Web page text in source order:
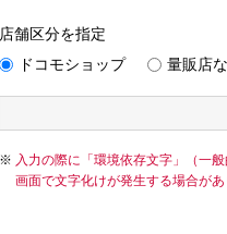
店舗区分を指定
ドコモショップ
量販店
入力の際に「環境依存文字」（一
画面で文字化けが発生する場合があ